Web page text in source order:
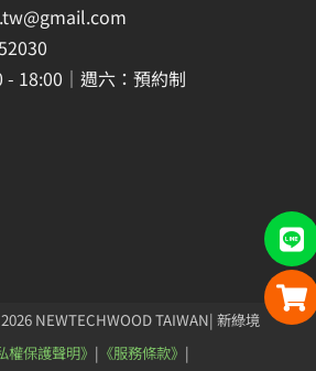
- 18:00｜週六：預約制
NEWTECHWOOD TAIWAN| 新綠境
權保護聲明》 | 《服務條款》 |